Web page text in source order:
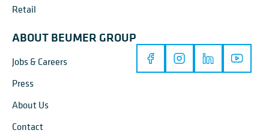
Retail
ABOUT BEUMER GROUP
Jobs & Careers
Press
About Us
Contact